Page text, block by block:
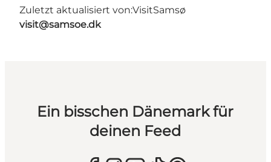
Zuletzt aktualisiert von:VisitSamsø
visit@samsoe.dk
Ein bisschen Dänemark für
deinen Feed